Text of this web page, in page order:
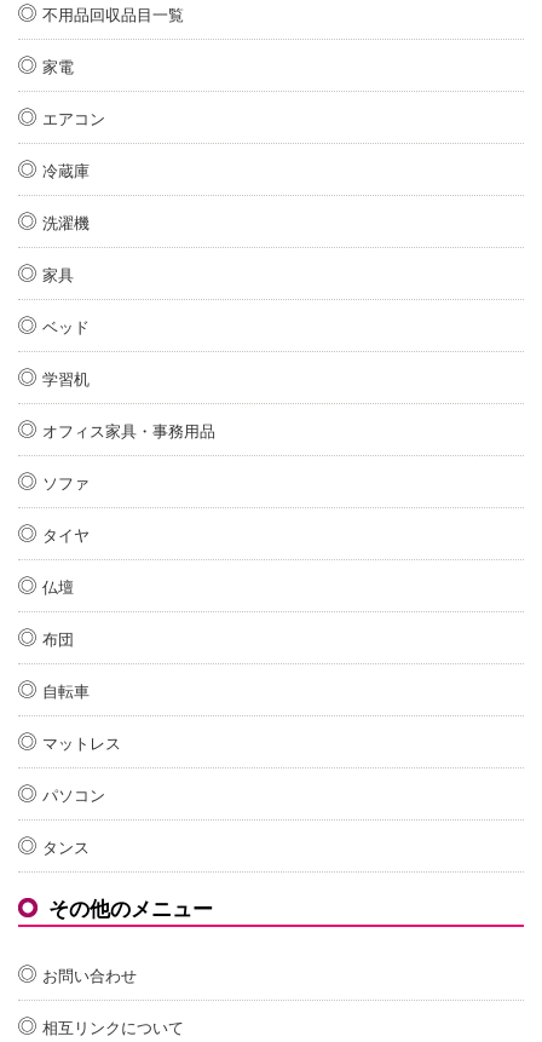
不用品回収品目一覧
家電
エアコン
冷蔵庫
洗濯機
家具
ベッド
学習机
オフィス家具・事務用品
ソファ
タイヤ
仏壇
布団
自転車
マットレス
パソコン
タンス
その他のメニュー
お問い合わせ
相互リンクについて